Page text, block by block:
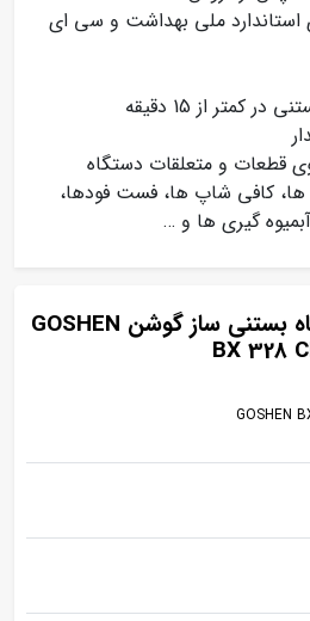
استاندارد ملی بهداشت و سی ای
کمتر از 15 دقیقه
قطعات و متعلقات دستگاه
ها، کافی شاپ ها، فست فودها،
گیری ها و …
مشخصات فنی دستگاه بستنی ساز گوشن GOSHEN
BX 328
GOSHEN